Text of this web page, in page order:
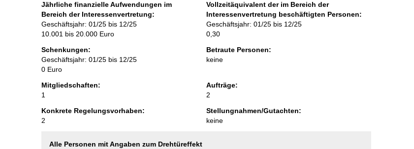
Jährliche finanzielle Aufwendungen im
Bereich der Interessenvertretung:
Geschäftsjahr: 01/25 bis 12/25
10.001 bis 20.000 Euro
Vollzeitäquivalent der im Bereich der
Interessenvertretung beschäftigten Personen:
Geschäftsjahr: 01/25 bis 12/25
0,30
Schenkungen:
Geschäftsjahr: 01/25 bis 12/25
0 Euro
Betraute Personen:
keine
Mitgliedschaften:
1
Aufträge:
2
Konkrete Regelungsvorhaben:
2
Stellungnahmen/Gutachten:
keine
Alle Personen mit Angaben zum Drehtüreffekt